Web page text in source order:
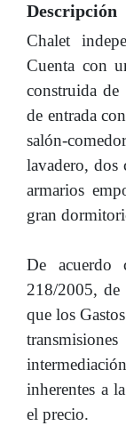
Descripción
Chalet
Cuenta con
construida
de entrada
salón-
lavadero, dos
armarios
gran
De acuerdo
218/2005, de
que los
inherentes a
el precio.